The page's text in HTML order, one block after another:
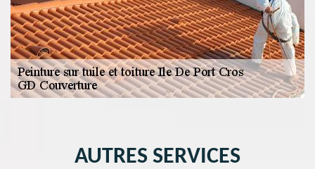
AUTRES SERVICES